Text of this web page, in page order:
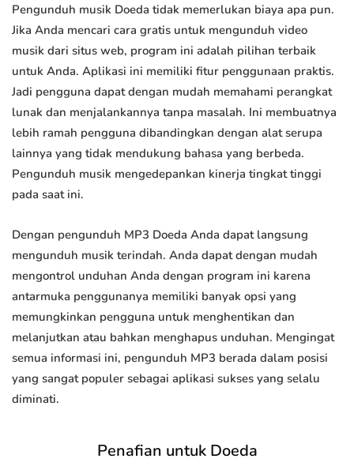
Pengunduh musik Doeda tidak memerlukan biaya apa pun.
Jika Anda mencari cara gratis untuk mengunduh video
musik dari situs web, program ini adalah pilihan terbaik
untuk Anda. Aplikasi ini memiliki fitur penggunaan praktis.
Jadi pengguna dapat dengan mudah memahami perangkat
lunak dan menjalankannya tanpa masalah. Ini membuatnya
lebih ramah pengguna dibandingkan dengan alat serupa
lainnya yang tidak mendukung bahasa yang berbeda.
Pengunduh musik mengedepankan kinerja tingkat tinggi
pada saat ini.
Dengan pengunduh MP3 Doeda Anda dapat langsung
mengunduh musik terindah. Anda dapat dengan mudah
mengontrol unduhan Anda dengan program ini karena
antarmuka penggunanya memiliki banyak opsi yang
memungkinkan pengguna untuk menghentikan dan
melanjutkan atau bahkan menghapus unduhan. Mengingat
semua informasi ini, pengunduh MP3 berada dalam posisi
yang sangat populer sebagai aplikasi sukses yang selalu
diminati.
Penafian untuk Doeda